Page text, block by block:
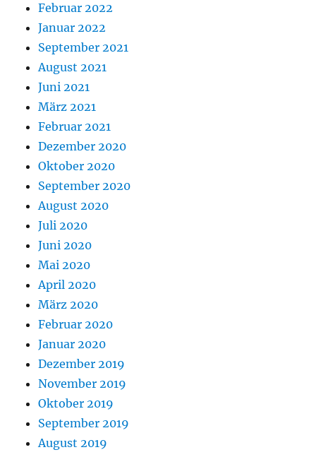
Februar 2022
Januar 2022
September 2021
August 2021
Juni 2021
März 2021
Februar 2021
Dezember 2020
Oktober 2020
September 2020
August 2020
Juli 2020
Juni 2020
Mai 2020
April 2020
März 2020
Februar 2020
Januar 2020
Dezember 2019
November 2019
Oktober 2019
September 2019
August 2019